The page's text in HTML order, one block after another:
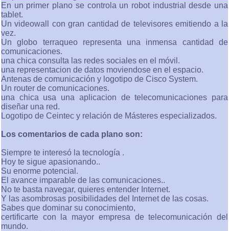
En un primer plano se controla un robot industrial desde una
tablet.
Un videowall con gran cantidad de televisores emitiendo a la
vez.
Un globo terraqueo representa una inmensa cantidad de
comunicaciones.
una chica consulta las redes sociales en el móvil.
una representacion de datos moviendose en el espacio.
Antenas de comunicación y logotipo de Cisco System.
Un router de comunicaciones.
una chica usa una aplicacion de telecomunicaciones para
diseñar una red.
Logotipo de Ceintec y relación de Másteres especializados.
Los comentarios de cada plano son:
Siempre te interesó la tecnología .
Hoy te sigue apasionando..
Su enorme potencial.
El avance imparable de las comunicaciones..
No te basta navegar, quieres entender Internet.
Y las asombrosas posibilidades del Internet de las cosas.
Sabes que dominar su conocimiento,
certificarte con la mayor empresa de telecomunicación del
mundo.